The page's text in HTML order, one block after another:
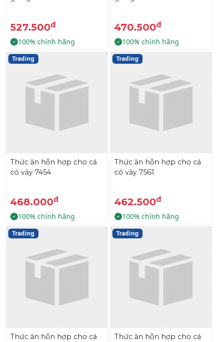
527.500đ
100% chính hãng
470.500đ
100% chính hãng
Trading
Thức ăn hỗn hợp cho cá
có vảy 7454
468.000đ
100% chính hãng
Trading
Thức ăn hỗn hợp cho cá
có vảy 7561
462.500đ
100% chính hãng
Trading
Thức ăn hỗn hợp cho cá
Trading
Thức ăn hỗn hợp cho cá